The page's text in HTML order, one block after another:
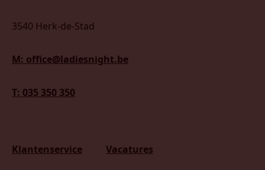
3540 Herk-de-Stad
M: office@ladiesnight.be
T: 035 350 350
Klantenservice Vacatures